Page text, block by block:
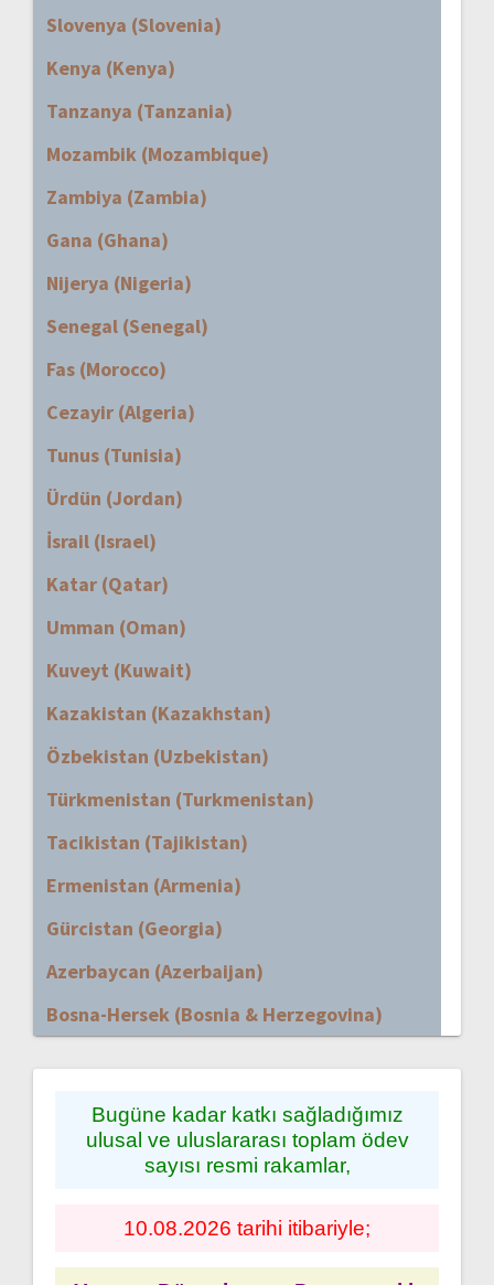
Slovenya (Slovenia)
Kenya (Kenya)
Tanzanya (Tanzania)
Mozambik (Mozambique)
Zambiya (Zambia)
Gana (Ghana)
Nijerya (Nigeria)
Senegal (Senegal)
Fas (Morocco)
Cezayir (Algeria)
Tunus (Tunisia)
Ürdün (Jordan)
İsrail (Israel)
Katar (Qatar)
Umman (Oman)
Kuveyt (Kuwait)
Kazakistan (Kazakhstan)
Özbekistan (Uzbekistan)
Türkmenistan (Turkmenistan)
Tacikistan (Tajikistan)
Ermenistan (Armenia)
Gürcistan (Georgia)
Azerbaycan (Azerbaijan)
Bosna-Hersek (Bosnia & Herzegovina)
Bugüne kadar katkı sağladığımız
ulusal ve uluslararası toplam ödev
sayısı resmi rakamlar,
10.08.2026 tarihi itibariyle;